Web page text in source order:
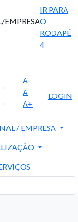
EMPRESA
IR PARA
O
RODAPÉ
4
A-
A
A+
LOGIN
/ EMPRESA